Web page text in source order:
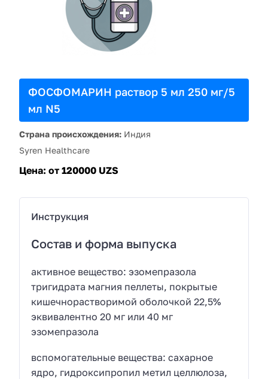
ФОСФОМАРИН раствор 5 мл 250 мг/5
мл N5
Страна происхождения: Индия
Syren Healthcare
Цена: от 120000 UZS
Инструкция
Состав и форма выпуска
активное вещество: эзомепразола
тригидрата магния пеллеты, покрытые
кишечнорастворимой оболочкой 22,5%
эквивалентно 20 мг или 40 мг
эзомепразола
вспомогательные вещества: сахарное
ядро, гидроксипропил метил целлюлоза,